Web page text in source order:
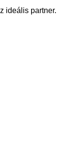
ideális partner.